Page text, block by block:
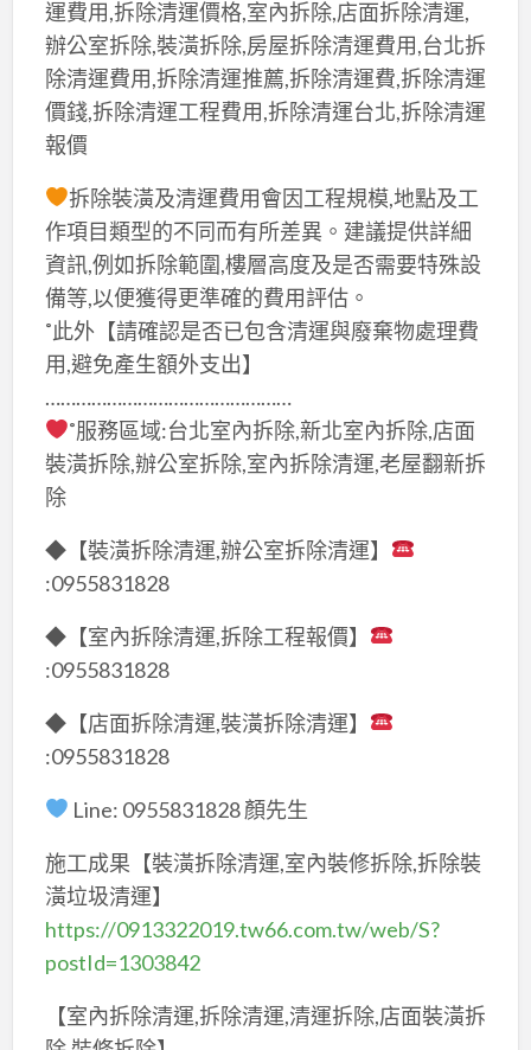
運費用,拆除清運價格,室內拆除,店面拆除清運,
辦公室拆除,裝潢拆除,房屋拆除清運費用,台北拆
除清運費用,拆除清運推薦,拆除清運費,拆除清運
價錢,拆除清運工程費用,拆除清運台北,拆除清運
報價
拆除裝潢及清運費用會因工程規模,地點及工
作項目類型的不同而有所差異。建議提供詳細
資訊,例如拆除範圍,樓層高度及是否需要特殊設
備等,以便獲得更準確的費用評估。
˚此外【請確認是否已包含清運與廢棄物處理費
用,避免產生額外支出】
…………………………………………
˚服務區域:台北室內拆除,新北室內拆除,店面
裝潢拆除,辦公室拆除,室內拆除清運,老屋翻新拆
除
◆【裝潢拆除清運,辦公室拆除清運】
:0955831828
◆【室內拆除清運,拆除工程報價】
:0955831828
◆【店面拆除清運,裝潢拆除清運】
:0955831828
Line: 0955831828 顏先生
施工成果【裝潢拆除清運,室內裝修拆除,拆除裝
潢垃圾清運】
https://0913322019.tw66.com.tw/web/S?
postId=1303842
【室內拆除清運,拆除清運,清運拆除,店面裝潢拆